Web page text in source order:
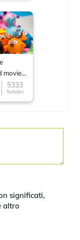
movie
5333
Tentativi
significati,
altro